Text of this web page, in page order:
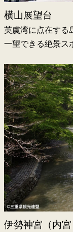
横山展望台
英虞湾に点在する
一望できる絶景
伊勢神宮（内